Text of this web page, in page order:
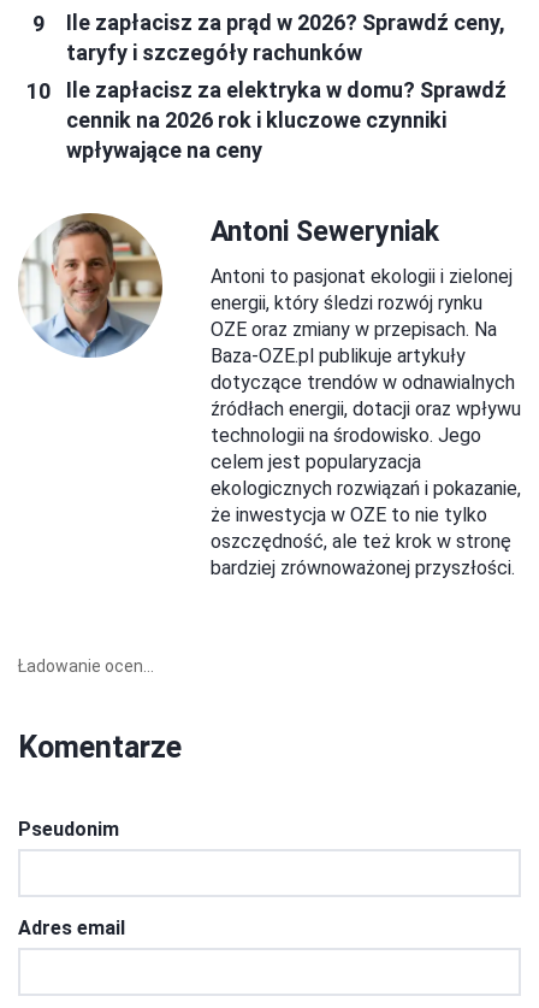
Ile zapłacisz za prąd w 2026? Sprawdź ceny,
taryfy i szczegóły rachunków
Ile zapłacisz za elektryka w domu? Sprawdź
cennik na 2026 rok i kluczowe czynniki
wpływające na ceny
Antoni Seweryniak
Antoni to pasjonat ekologii i zielonej
energii, który śledzi rozwój rynku
OZE oraz zmiany w przepisach. Na
Baza-OZE.pl publikuje artykuły
dotyczące trendów w odnawialnych
źródłach energii, dotacji oraz wpływu
technologii na środowisko. Jego
celem jest popularyzacja
ekologicznych rozwiązań i pokazanie,
że inwestycja w OZE to nie tylko
oszczędność, ale też krok w stronę
bardziej zrównoważonej przyszłości.
Ładowanie ocen...
Komentarze
Pseudonim
Adres email